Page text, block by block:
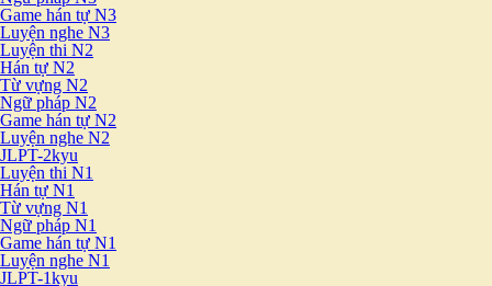
Game hán tự N3
Luyện nghe N3
Luyện thi N2
Hán tự N2
Từ vựng N2
Ngữ pháp N2
Game hán tự N2
Luyện nghe N2
JLPT-2kyu
Luyện thi N1
Hán tự N1
Từ vựng N1
Ngữ pháp N1
Game hán tự N1
Luyện nghe N1
JLPT-1kyu